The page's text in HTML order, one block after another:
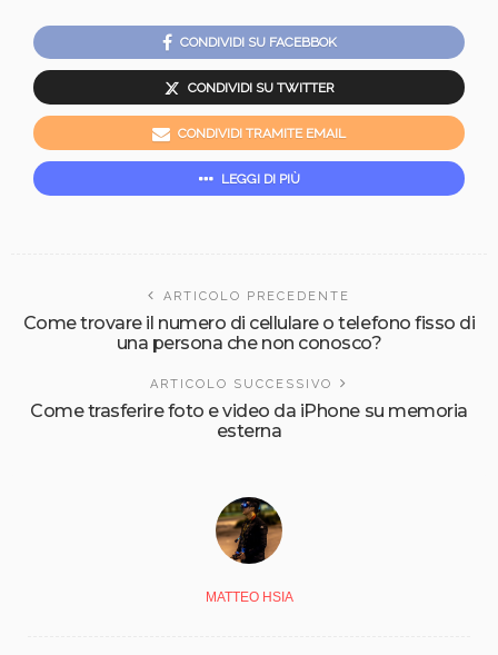
CONDIVIDI SU FACEBBOK
CONDIVIDI SU TWITTER
CONDIVIDI TRAMITE EMAIL
LEGGI DI PIÙ
ARTICOLO PRECEDENTE
Come trovare il numero di cellulare o telefono fisso di
una persona che non conosco?
ARTICOLO SUCCESSIVO
Come trasferire foto e video da iPhone su memoria
esterna
MATTEO HSIA